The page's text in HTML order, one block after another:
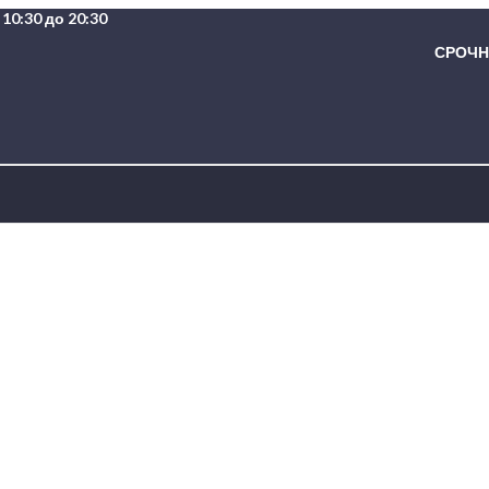
до 20:30